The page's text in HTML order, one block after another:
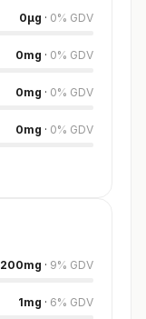
0µg · 0% GDV
0mg · 0% GDV
0mg · 0% GDV
0mg · 0% GDV
200mg · 9% GDV
1mg · 6% GDV